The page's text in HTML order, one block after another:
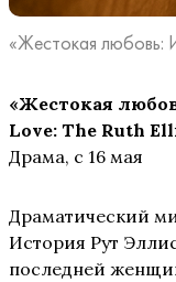
«Жестокая любовь:
«Жестокая
Love: The Ruth
Драма, с 16 мая
Драматический
История Рут
последней